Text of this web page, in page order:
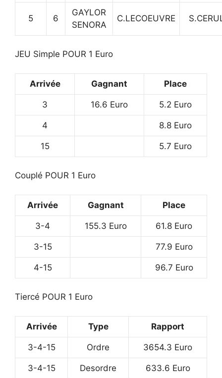
5 6
GAYLOR
SENORA
C.LECOEUVRE
JEU Simple POUR 1 Euro
Arrivée Gagnant Place
3 16.6 Euro 5.2 Euro
4 8.8 Euro
15 5.7 Euro
Couplé POUR 1 Euro
Arrivée Gagnant Place
3-4 155.3 Euro 61.8 Euro
3-15 77.9 Euro
4-15 96.7 Euro
Tiercé POUR 1 Euro
Arrivée Type Rapport
3-4-15 Ordre 3654.3 Euro
3-4-15 Desordre 633.6 Euro